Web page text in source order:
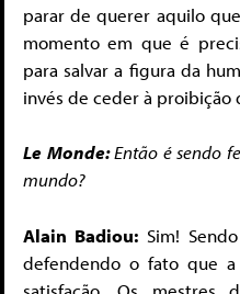
parar de querer aquilo
momento em que é
para salvar a figura da
invés de ceder à proibição
Le Monde:Então é sendo
mundo?
Alain Badiou:Sim!
defendendo o fato que